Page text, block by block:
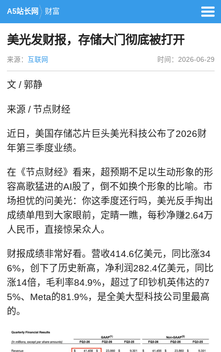
A5站长网 财富
美光发财报，存储大门彻底被打开
来源： 互联网 时间：2026-06-29
文 / 郭静
来源 / 节点财经
近日，美国存储芯片巨头美光科技公布了2026财
年第三季度业绩。
在《节点财经》看来，超预期不足以生动形象的形
容高歌猛进的AI股了，倒不如换个形象的比喻。市
场担忧的问美光：你这季度还行吗，美光反手掏出
成绩单甩到大家眼前，定睛一瞧，每秒净赚2.64万
人民币，直接惊呆众人。
财报成绩非常好看。营收414.6亿美元，同比涨34
6%，创下了历史新高，净利润282.4亿美元，同比
涨14倍，毛利率84.9%，超过了印钞机英伟达的7
5%、Meta的81.9%，是全美大型科技公司里最高
的。